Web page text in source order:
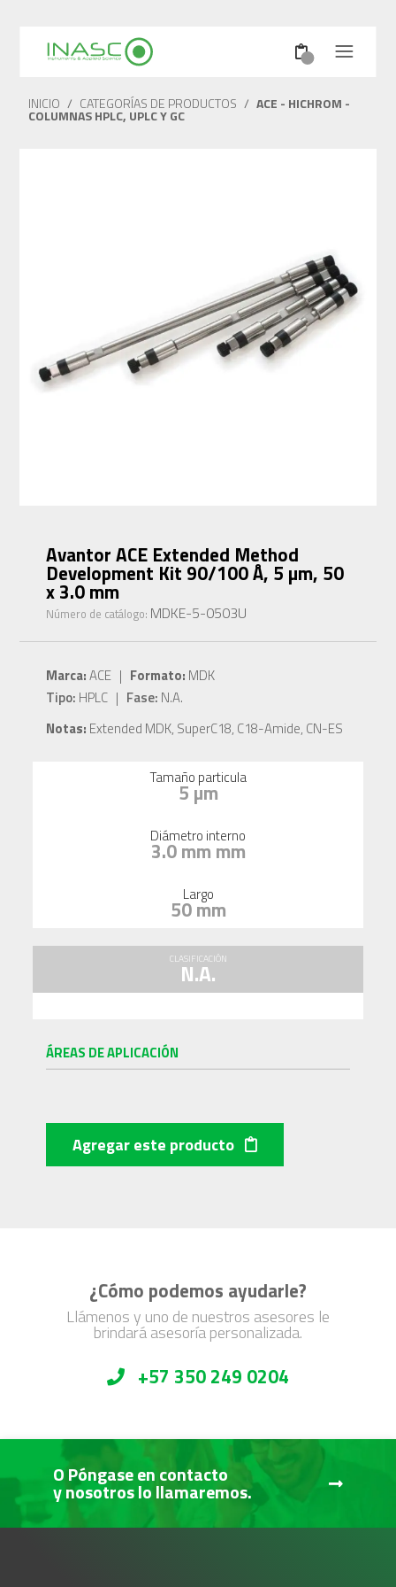
INICIO / CATEGORÍAS DE PRODUCTOS / ACE - HICHROM -
COLUMNAS HPLC, UPLC Y GC
Avantor ACE Extended Method
Development Kit 90/100 Å, 5 µm, 50
x 3.0 mm
Número de catálogo: MDKE-5-0503U
Marca:ACE | Formato: MDK
Tipo: HPLC | Fase: N.A.
Notas: Extended MDK, SuperC18, C18-Amide, CN-ES
Tamaño particula
5 µm
Diámetro interno
3.0 mm mm
Largo
50 mm
CLASIFICACIÓN
N.A.
ÁREAS DE APLICACIÓN
Agregar este producto
¿Cómo podemos ayudarle?
Llámenos y uno de nuestros asesores le
brindará asesoría personalizada.
+57 350 249 0204
O Póngase en contacto
y nosotros lo llamaremos.